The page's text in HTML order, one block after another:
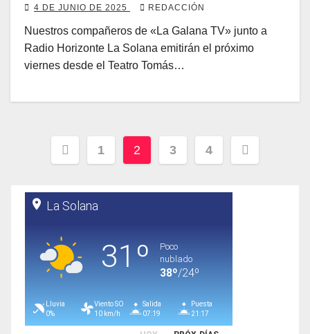
4 DE JUNIO DE 2025 REDACCIÓN
Nuestros compañeros de «La Galana TV» junto a
Radio Horizonte La Solana emitirán el próximo
viernes desde el Teatro Tomás…
Paginación
entradas
1 2 3 4